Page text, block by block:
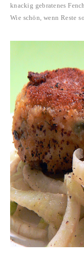
knackig gebratenes
Wie schön, wenn Reste